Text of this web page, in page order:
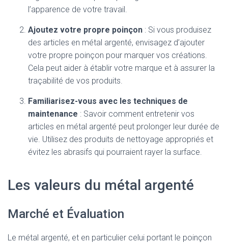
l’apparence de votre travail.
Ajoutez votre propre poinçon : Si vous produisez
des articles en métal argenté, envisagez d’ajouter
votre propre poinçon pour marquer vos créations.
Cela peut aider à établir votre marque et à assurer la
traçabilité de vos produits.
Familiarisez-vous avec les techniques de
maintenance : Savoir comment entretenir vos
articles en métal argenté peut prolonger leur durée de
vie. Utilisez des produits de nettoyage appropriés et
évitez les abrasifs qui pourraient rayer la surface.
Les valeurs du métal argenté
Marché et Évaluation
Le métal argenté, et en particulier celui portant le poinçon